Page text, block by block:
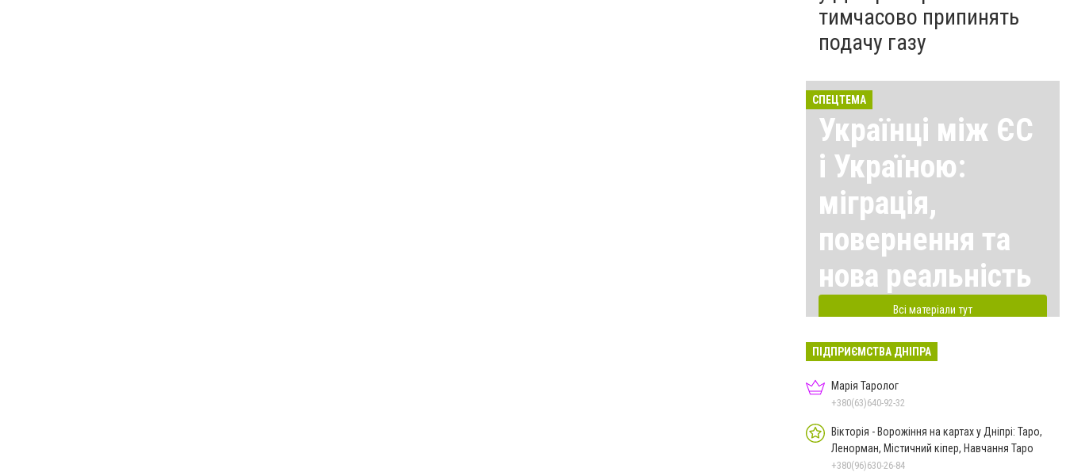
тимчасово припинять
подачу газу
СПЕЦТЕМА
Українці між ЄС
і Україною:
міграція,
повернення та
нова реальність
Всі матеріали тут
ПІДПРИЄМСТВА ДНІПРА
Марія Таролог
+380(63)640-92-32
Вікторія - Ворожіння на картах у Дніпрі: Таро,
Ленорман, Містичний кіпер, Навчання Таро
+380(96)630-26-84